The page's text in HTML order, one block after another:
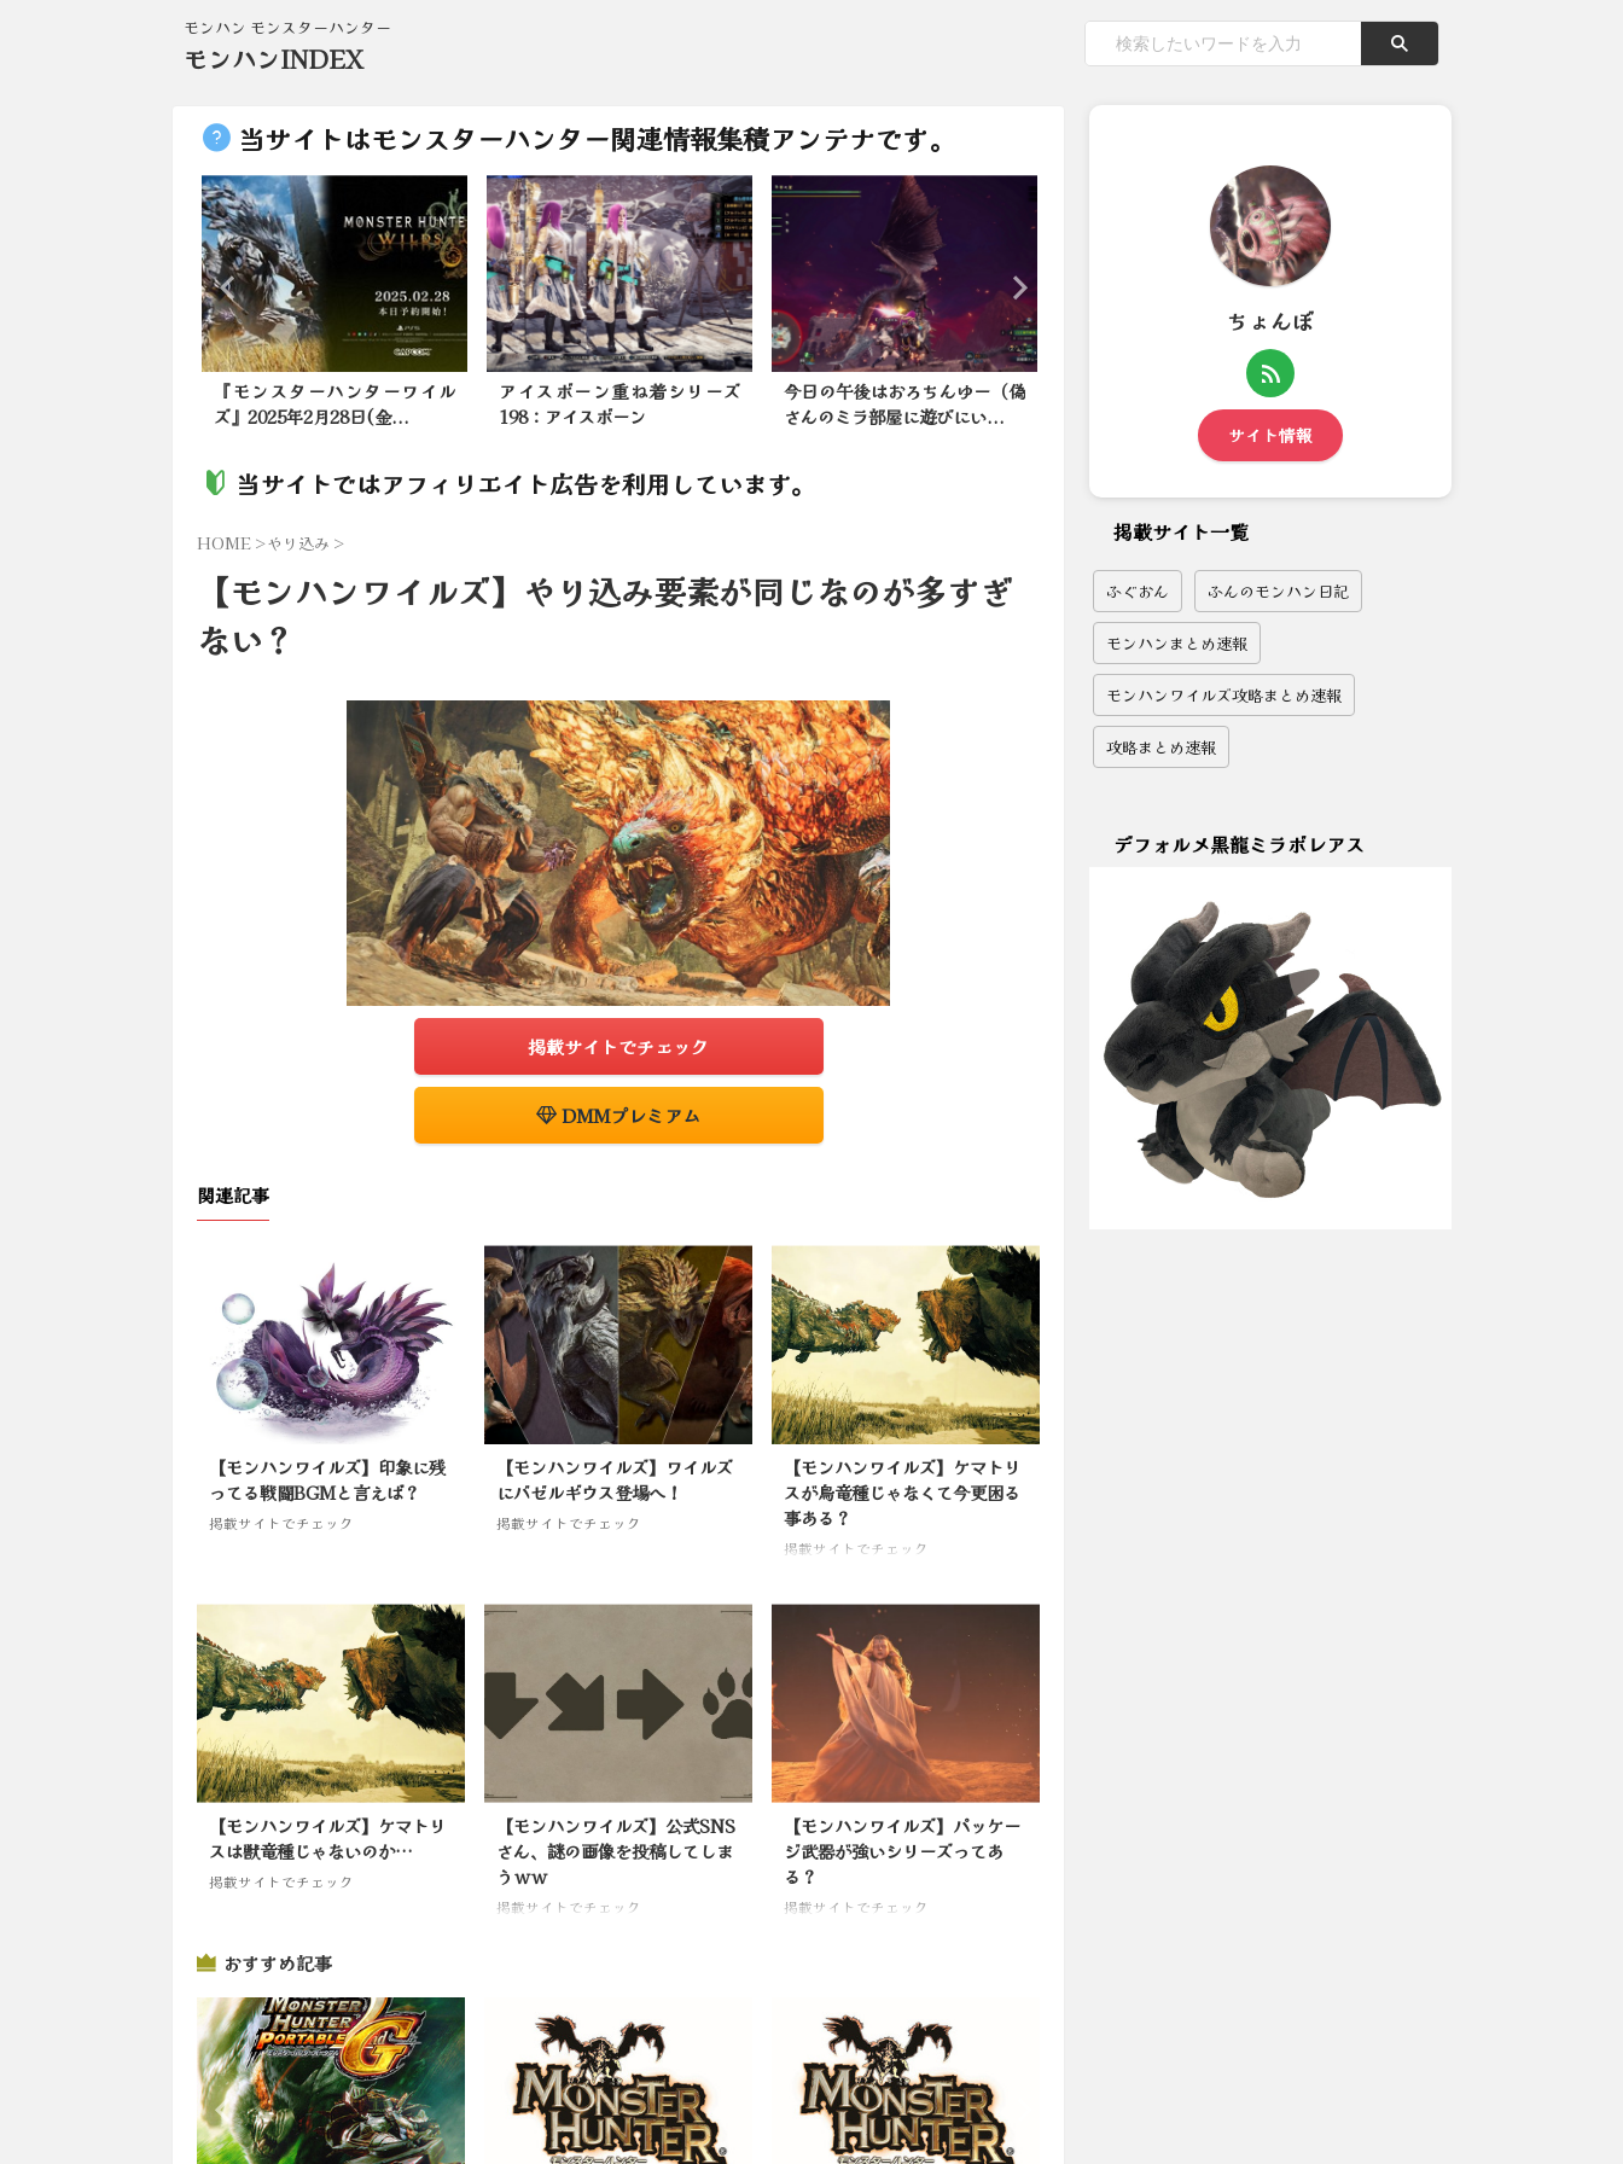
モンハン モンスターハンター
モンハンINDEX
当サイトはモンスターハンター関連情報集積アンテナです。
『モンスターハンターワイル
ズ』2025年2月28日(金...
アイスボーン重ね着シリーズ
198：アイスボーン
今日の午後はおろちんゆー（偽
さんのミラ部屋に遊びにい...
【モンハンNow】ブロス弓作
って詰んで属性武器作り始め...
当サイトではアフィリエイト広告を利用しています。
HOME >やり込み >
【モンハンワイルズ】やり込み要素が同じなのが多すぎ
ない？
掲載サイトでチェック
DMMプレミアム
関連記事
【モンハンワイルズ】印象に残
ってる戦闘BGMと言えば？
掲載サイトでチェック
【モンハンワイルズ】ワイルズ
にバゼルギウス登場へ！
掲載サイトでチェック
【モンハンワイルズ】ケマトリ
スが鳥竜種じゃなくて今更困る
事ある？
掲載サイトでチェック
【モンハンワイルズ】ケマトリ
スは獣竜種じゃないのか…
掲載サイトでチェック
【モンハンワイルズ】公式SNS
さん、謎の画像を投稿してしま
うｗｗ
掲載サイトでチェック
【モンハンワイルズ】パッケー
ジ武器が強いシリーズってあ
る？
掲載サイトでチェック
おすすめ記事
ちょんぼ
サイト情報
掲載サイト一覧
ふぐおん ふんのモンハン日記
モンハンまとめ速報
モンハンワイルズ攻略まとめ速報
攻略まとめ速報
デフォルメ黒龍ミラボレアス